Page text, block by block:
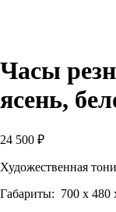
Часы
ясень,
24 500 ₽
Художественная
Габариты: 700 х 480